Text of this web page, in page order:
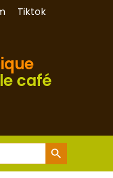
Tiktok
café
Search Button